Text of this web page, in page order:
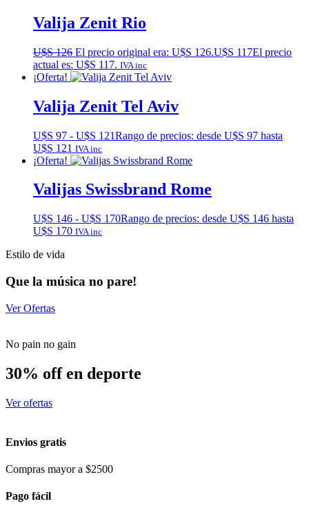
Valija Zenit Rio
U$S126 El precio original era: U$S 126.U$S 117El precio
actual es: U$S 117. IVA inc
¡Oferta!
Valija Zenit Tel Aviv
U$S 97 - U$S 121Rango de precios: desde U$S 97 hasta
U$S 121 IVA inc
¡Oferta!
Valijas Swissbrand Rome
U$S 146 - U$S 170Rango de precios: desde U$S 146 hasta
U$S 170 IVA inc
Estilo de vida
Que la música no pare!
Ver Ofertas
No pain no gain
30% off en deporte
Ver ofertas
Envios gratis
Compras mayor a $2500
Pago fácil